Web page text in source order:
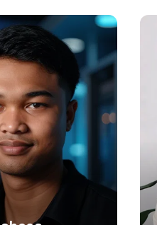
Mahesa
Seswandi
Pemerintahan
Keren bisa mirip